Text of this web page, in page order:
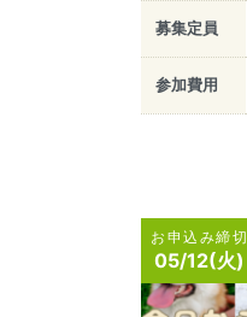
募集定員
参加費用
お申込み締切
05/12(火)